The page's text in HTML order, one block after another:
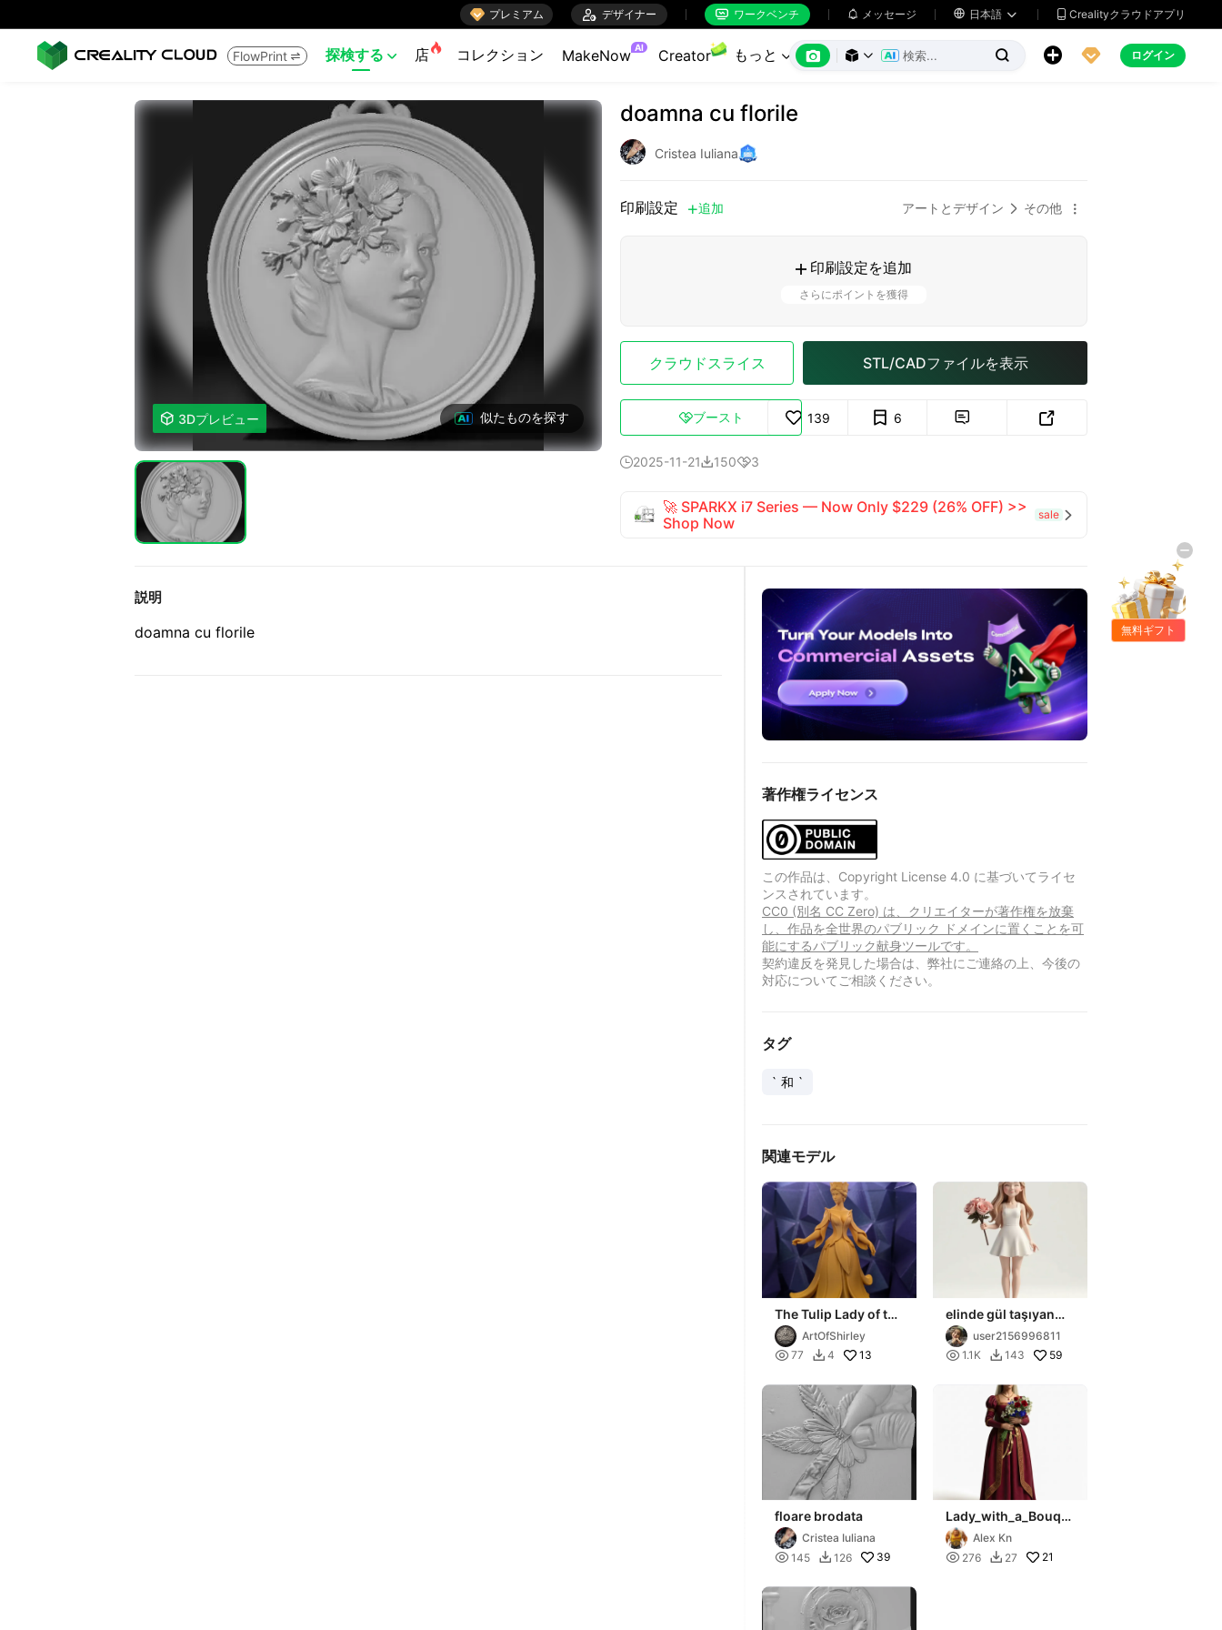
 プレミアム  デザイナー  ワークベンチ  メッセージ  日本語   Crealityクラウドアプリ
FlowPrint  探検する  店 コレクション MakeNow AI Creator もっと        ログイン
 3Dプレビュー 似たものを探す
doamna cu florile
Cristea Iuliana
印刷設定 追加 アートとデザイン  その他 
 印刷設定を追加
さらにポイントを獲得
クラウドスライス STL/CADファイルを表示
ブースト 139 6  
2025-11-211503
🚀 SPARKX i7 Series — Now Only $229 (26% OFF) >>
Shop Now
sale 
説明
doamna cu florile
著作権ライセンス
この作品は、Copyright License 4.0 に基づいてライセ
ンスされています。
CC0 (別名 CC Zero) は、クリエイターが著作権を放棄
し、作品を全世界のパブリック ドメインに置くことを可
能にするパブリック献身ツールです。
契約違反を発見した場合は、弊社にご連絡の上、今後の
対応についてご相談ください。
タグ
` 和 `
関連モデル
The Tulip Lady of the
Eternal Garden
ArtOfShirley
 77  4 13
elinde gül taşıyan
kadınuser2156996811
 1.1K  143 59
floare brodata
Cristea Iuliana
 145  126 39
Lady_with_a_Bouqu
et_of_Renaissance
Alex Kn
 276  27 21
無料ギフト